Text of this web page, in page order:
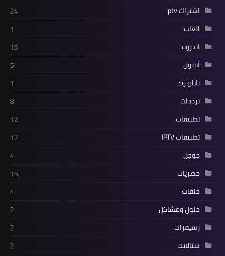
اشتراك iptv
24
العاب
1
اندرويد
15
أيفون
5
بابلو ريد
1
ترددات
8
تطبيقات
12
تطبيقات IPTV
17
جوجل
4
حصريات
15
حلقات
4
حلول ومشاكل
2
رسيفرات
2
ستالايت
2